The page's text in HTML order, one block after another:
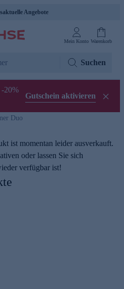
Angebote
Mein Konto Warenkorb
Suchen
20%
Gutschein aktivieren
Duo
ist momentan leider ausverkauft.
oder lassen Sie sich
verfügbar ist!